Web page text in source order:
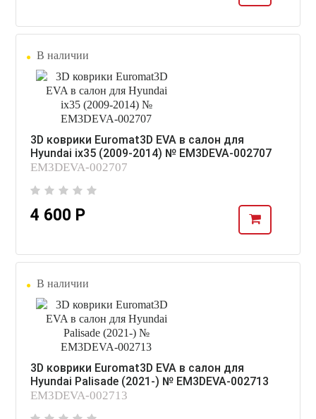
В наличии
3D коврики Euromat3D EVA в салон для
Hyundai ix35 (2009-2014) № EM3DEVA-002707
EM3DEVA-002707
4 600 Р
В наличии
3D коврики Euromat3D EVA в салон для
Hyundai Palisade (2021-) № EM3DEVA-002713
EM3DEVA-002713